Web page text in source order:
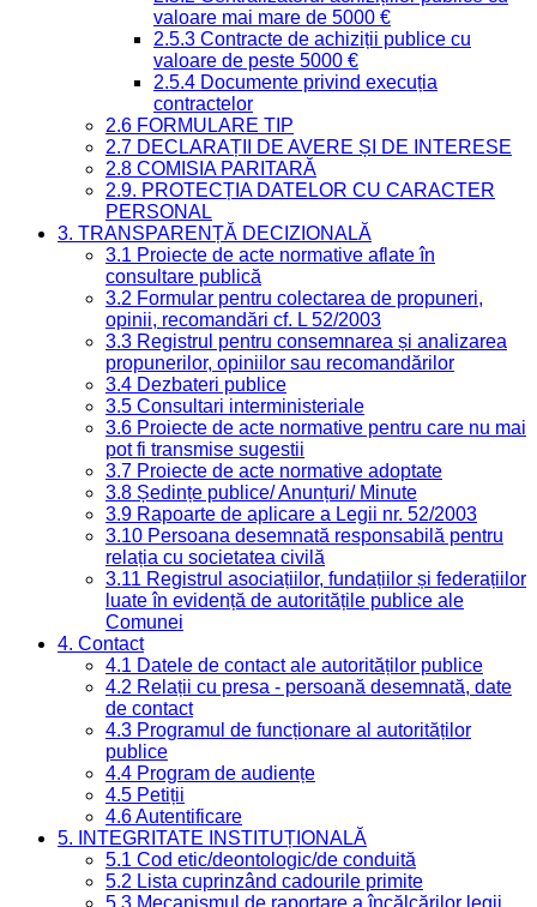
valoare mai mare de 5000 €
2.5.3 Contracte de achiziții publice cu
valoare de peste 5000 €
2.5.4 Documente privind execuția
contractelor
2.6 FORMULARE TIP
2.7 DECLARAȚII DE AVERE ȘI DE INTERESE
2.8 COMISIA PARITARĂ
2.9. PROTECȚIA DATELOR CU CARACTER
PERSONAL
3. TRANSPARENȚĂ DECIZIONALĂ
3.1 Proiecte de acte normative aflate în
consultare publică
3.2 Formular pentru colectarea de propuneri,
opinii, recomandări cf. L 52/2003
3.3 Registrul pentru consemnarea și analizarea
propunerilor, opiniilor sau recomandărilor
3.4 Dezbateri publice
3.5 Consultari interministeriale
3.6 Proiecte de acte normative pentru care nu mai
pot fi transmise sugestii
3.7 Proiecte de acte normative adoptate
3.8 Ședințe publice/ Anunțuri/ Minute
3.9 Rapoarte de aplicare a Legii nr. 52/2003
3.10 Persoana desemnată responsabilă pentru
relația cu societatea civilă
3.11 Registrul asociațiilor, fundațiilor și federațiilor
luate în evidență de autoritățile publice ale
Comunei
4. Contact
4.1 Datele de contact ale autorităților publice
4.2 Relații cu presa - persoană desemnată, date
de contact
4.3 Programul de funcționare al autorităților
publice
4.4 Program de audiențe
4.5 Petiții
4.6 Autentificare
5. INTEGRITATE INSTITUȚIONALĂ
5.1 Cod etic/deontologic/de conduită
5.2 Lista cuprinzând cadourile primite
5.3 Mecanismul de raportare a încălcărilor legii